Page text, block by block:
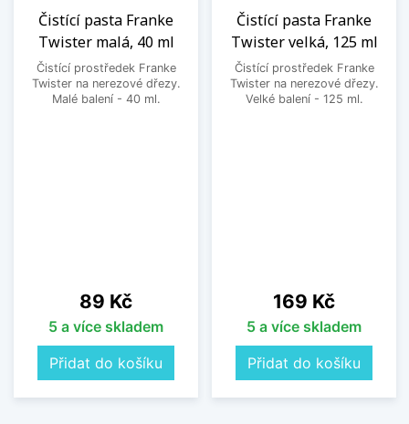
Čistící pasta Franke
Twister malá, 40 ml
Čistící prostředek Franke
Twister na nerezové dřezy.
Malé balení - 40 ml.
Cena
89 Kč
5 a více skladem
Přidat do košíku
Čistící pasta Franke
Twister velká, 125 ml
Čistící prostředek Franke
Twister na nerezové dřezy.
Velké balení - 125 ml.
Cena
169 Kč
5 a více skladem
Přidat do košíku